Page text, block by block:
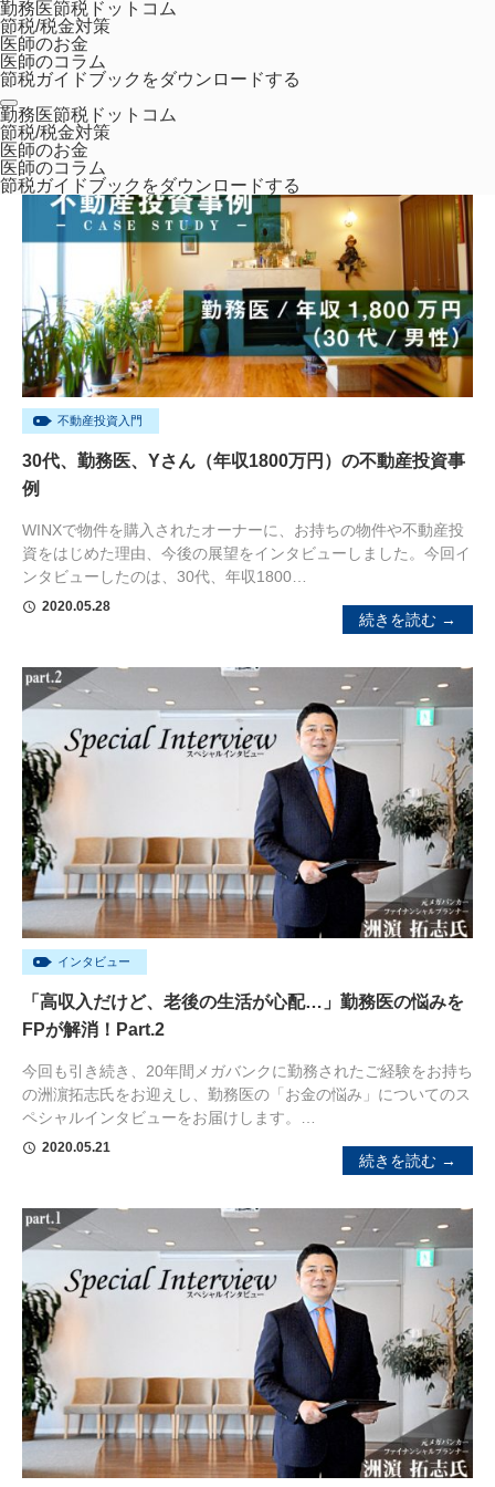
勤務医節税ドットコム
節税/税金対策
医師のお金
医師のコラム
節税ガイドブックをダウンロードする
勤務医節税ドットコム
節税/税金対策
医師のお金
医師のコラム
節税ガイドブックをダウンロードする
不動産投資入門
30代、勤務医、Yさん（年収1800万円）の不動産投資事
例
WINXで物件を購入されたオーナーに、お持ちの物件や不動産投
資をはじめた理由、今後の展望をインタビューしました。今回イ
ンタビューしたのは、30代、年収1800…
schedule 2020.05.28
続きを読む →
インタビュー
「高収入だけど、老後の生活が心配…」勤務医の悩みを
FPが解消！Part.2
今回も引き続き、20年間メガバンクに勤務されたご経験をお持ち
の洲濵拓志氏をお迎えし、勤務医の「お金の悩み」についてのス
ペシャルインタビューをお届けします。…
schedule 2020.05.21
続きを読む →